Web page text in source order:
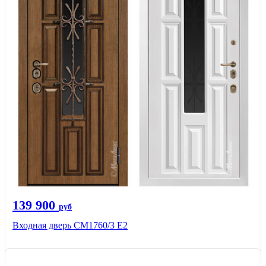
139 900 руб
Входная дверь CМ1760/3 Е2